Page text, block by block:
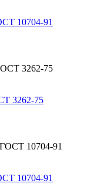
10704-91
3262-75
10704-91